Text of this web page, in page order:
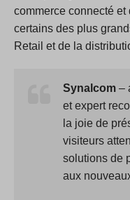
commerce connecté
certains des plus
Retail et de la
Synalcom –
et expert
la joie de
visiteurs
solutions de
aux